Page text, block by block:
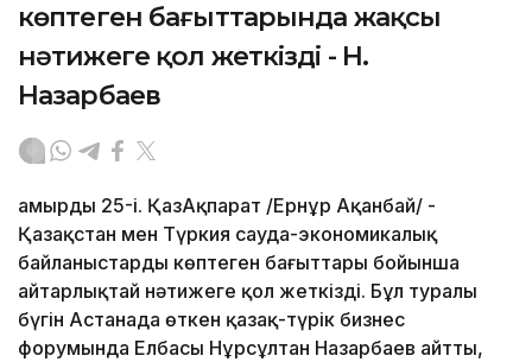
көптеген бағыттарында жақсы
нәтижеге қол жеткізді - Н.
Назарбаев
амырдың 25-і. ҚазАқпарат /Ернұр Ақанбай/ -
Қазақстан мен Түркия сауда-экономикалық
байланыстардың көптеген бағыттары бойынша
айтарлықтай нәтижеге қол жеткізді. Бұл туралы
бүгін Астанада өткен қазақ-түрік бизнес
форумында Елбасы Нұрсұлтан Назарбаев айтты,